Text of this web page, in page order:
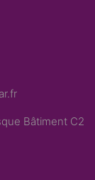
Bâtiment C2